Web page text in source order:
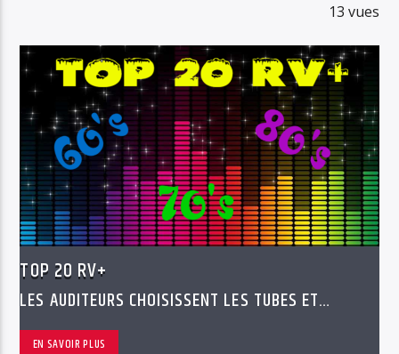
13 vues
TOP 20 RV+
LES AUDITEURS CHOISISSENT LES TUBES ET
EN SAVOIR PLUS